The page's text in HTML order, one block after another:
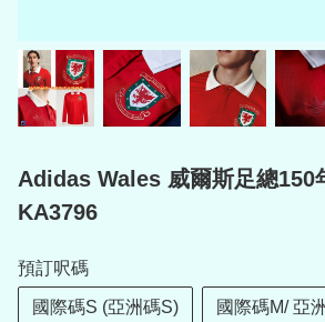
Adidas Wales 威爾斯足總150
KA3796
預訂呎碼
國際碼S (亞洲碼S) 國際碼M/ 亞